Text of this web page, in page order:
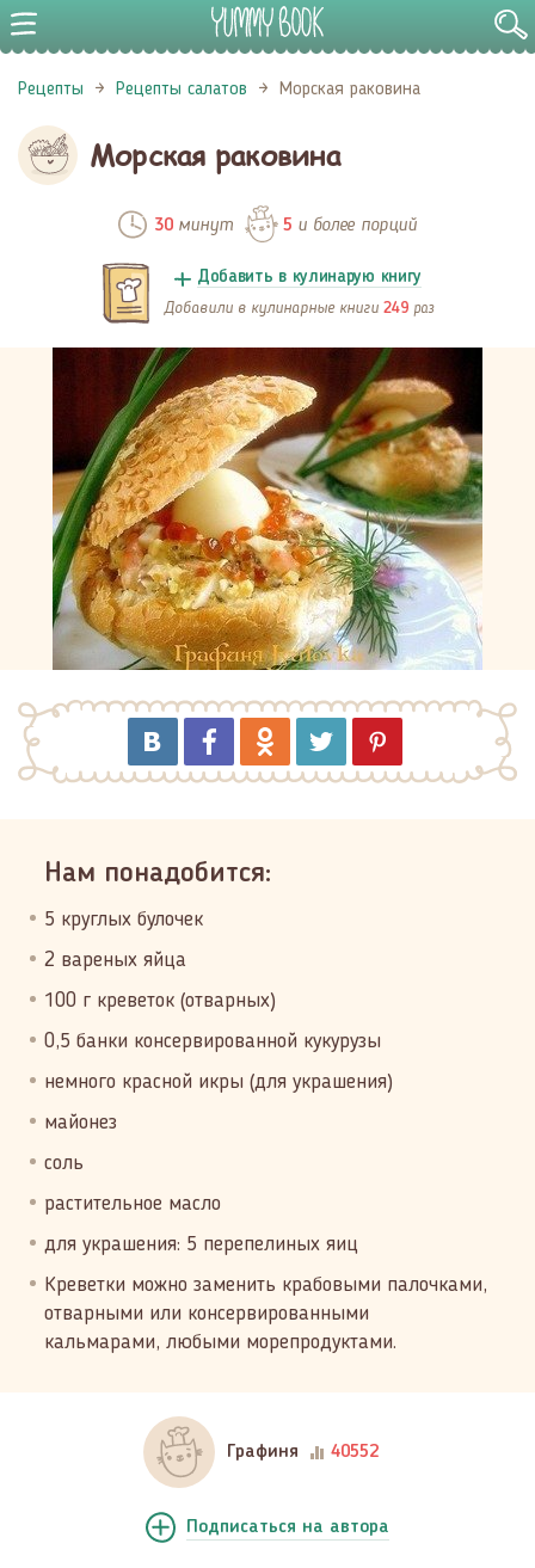
Рецепты Рецепты салатов Морская раковина
Морская раковина
30минут 5 и более порций
Добавить в кулинарую книгу
Добавили в кулинарные книги 249 раз
Нам понадобится:
5 круглых булочек
2 вареных яйца
100 г креветок (отварных)
0,5 банки консервированной кукурузы
немного красной икры (для украшения)
майонез
соль
растительное масло
для украшения: 5 перепелиных яиц
Креветки можно заменить крабовыми палочками,
отварными или консервированными
кальмарами, любыми морепродуктами.
Графиня 40552
Подписаться на автора